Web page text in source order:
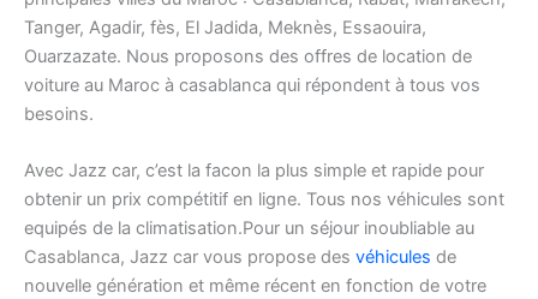
Tanger, Agadir, fès, El Jadida, Meknès, Essaouira,
Ouarzazate. Nous proposons des offres de location de
voiture au Maroc à casablanca qui répondent à tous vos
besoins.
Avec Jazz car, c’est la facon la plus simple et rapide pour
obtenir un prix compétitif en ligne. Tous nos véhicules sont
equipés de la climatisation.Pour un séjour inoubliable au
Casablanca, Jazz car vous propose des véhicules de
nouvelle génération et même récent en fonction de votre